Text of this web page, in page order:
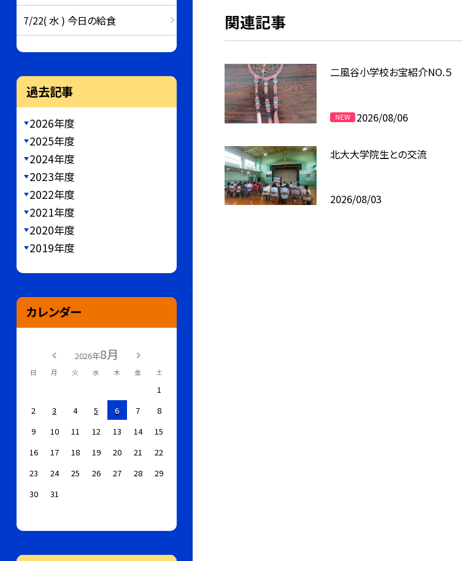
関連記事
二風谷小学校お宝紹介NO.５
2026/08/06
北大大学院生との交流
2026/08/03
7/22( 水 ) 今日の給食
過去記事
2026年度
2025年度
2024年度
2023年度
2022年度
2021年度
2020年度
2019年度
カレンダー
2026年8月
日 月 火 水 木 金 土
1
2
3 4 5 6 7
8
9
10 11 12 13 14
15
16
17 18 19 20 21
22
23
24 25 26 27 28
29
30
31